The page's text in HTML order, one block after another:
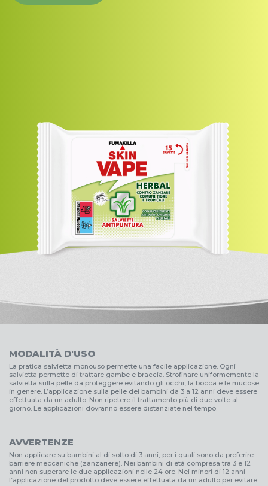
MODALITÀ D'USO
La pratica salvietta monouso permette una facile applicazione. Ogni
salvietta permette di trattare gambe e braccia. Strofinare uniformemente la
salvietta sulla pelle da proteggere evitando gli occhi, la bocca e le mucose
in genere. L’applicazione sulla pelle dei bambini da 3 a 12 anni deve essere
effettuata da un adulto. Non ripetere il trattamento più di due volte al
giorno. Le applicazioni dovranno essere distanziate nel tempo.
AVVERTENZE
Non applicare su bambini al di sotto di 3 anni, per i quali sono da preferire
barriere meccaniche (zanzariere). Nei bambini di età compresa tra 3 e 12
anni non superare le due applicazioni nelle 24 ore. Nei minori di 12 anni
l’applicazione del prodotto deve essere effettuata da un adulto per evitare